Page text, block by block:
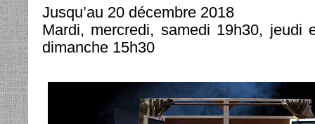
Jusqu’au 20 décembre 2018
Mardi, mercredi, samedi 19h30, jeudi
dimanche 15h30